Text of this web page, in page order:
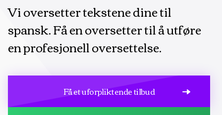
Vi oversetter tekstene dine til
spansk. Få en oversetter til å utføre
en profesjonell oversettelse.
Få et uforpliktende tilbud